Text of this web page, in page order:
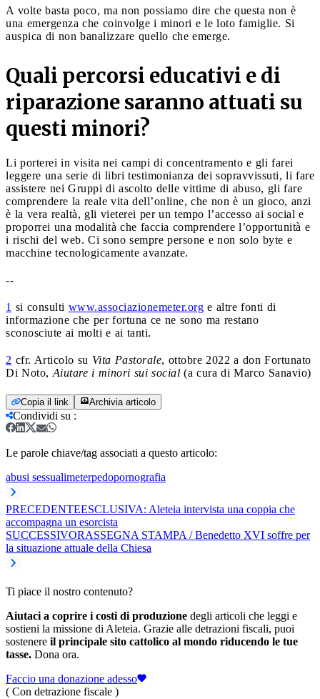
A volte basta poco, ma non possiamo dire che questa non è
una emergenza che coinvolge i minori e le loto famiglie. Si
auspica di non banalizzare quello che emerge.
Quali percorsi educativi e di
riparazione saranno attuati su
questi minori?
Li porterei in visita nei campi di concentramento e gli farei
leggere una serie di libri testimonianza dei sopravvissuti, li fare
assistere nei Gruppi di ascolto delle vittime di abuso, gli fare
comprendere la reale vita dell’online, che non è un gioco, anzi
è la vera realtà, gli vieterei per un tempo l’accesso ai social e
proporrei una modalità che faccia comprendere l’opportunità e
i rischi del web. Ci sono sempre persone e non solo byte e
macchine tecnologicamente avanzate.
--
1 si consulti www.associazionemeter.org e altre fonti di
informazione che per fortuna ce ne sono ma restano
sconosciute ai molti e ai tanti.
2 cfr. Articolo su Vita Pastorale, ottobre 2022 a don Fortunato
Di Noto,Aiutare i minori sui social (a cura di Marco Sanavio)
Copia il link Archivia articolo
Condividi su :
Le parole chiave/tag associati a questo articolo:
abusi sessualimeterpedopornografia
PRECEDENTEESCLUSIVA: Aleteia intervista una coppia che
accompagna un esorcista
SUCCESSIVORASSEGNA STAMPA / Benedetto XVI soffre per
la situazione attuale della Chiesa
Ti piace il nostro contenuto?
Aiutaci a coprire i costi di produzione degli articoli che leggi e
sostieni la missione di Aleteia. Grazie alle detrazioni fiscali, puoi
sostenere il principale sito cattolico al mondo riducendo le tue
tasse. Dona ora.
Faccio una donazione adesso
( Con detrazione fiscale )